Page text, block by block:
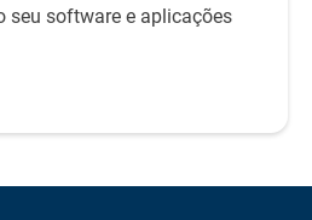
seu software e aplicações